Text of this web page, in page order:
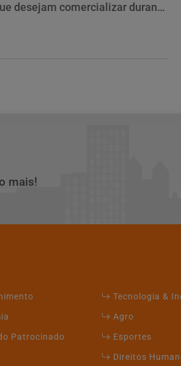
desejam comercializar durante
mais!
Tecnologia &
Agro
Patrocinado
Esportes
Direitos